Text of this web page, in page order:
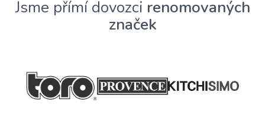
Jsme přímí dovozci renomovaných
značek